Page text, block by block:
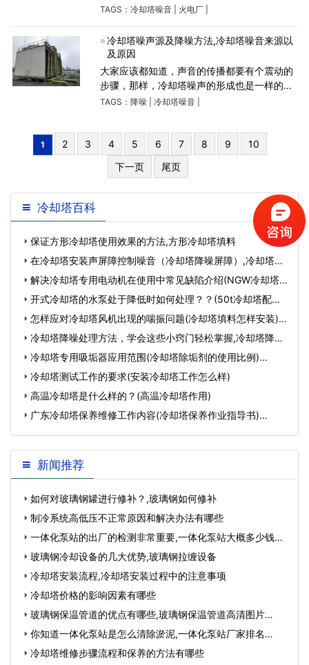
成噪声污染，被环保部门列入治理名单。通常
TAGS： 冷却塔噪音| 火电厂|
冷却塔噪声源及降噪方法,冷却塔噪音来源以
及原因
大家应该都知道，声音的传播都要有个震动的
步骤，那样，冷却塔噪声的形成也是一样的。
以康明节能空调很多年生产制造与产品研发工
TAGS： 降噪 冷却塔噪音|
1 2 3 4 5 6 7 8 9
10
下一页
尾页
冷却塔百科
保证方形冷却塔使用效果的方法,方形冷却塔填料
在冷却塔安装声屏障控制噪音（冷却塔降噪屏障）,冷却塔噪
声屏…
解决冷却塔专用电动机在使用中常见缺陷介绍(NGW冷却塔
专用减速机)…
开式冷却塔的水泵处于降低时如何处理？？(50t冷却塔配多
大水泵)…
怎样应对冷却塔风机出现的喘振问题(冷却塔填料怎样安装)…
冷却塔降噪处理方法，学会这些小窍门轻松掌握,冷却塔降噪
处理方法有哪些…
冷却塔专用吸垢器应用范围(冷却塔除垢剂的使用比例)…
冷却塔测试工作的要求(安装冷却塔工作怎么样)
高温冷却塔是什么样的？(高温冷却塔作用)
广东冷却塔保养维修工作内容(冷却塔保养作业指导书)…
新闻推荐
如何对玻璃钢罐进行修补？,玻璃钢如何修补
制冷系统高低压不正常原因和解决办法有哪些
一体化泵站的出厂的检测非常重要,一体化泵站大概多少钱…
玻璃钢冷却设备的几大优势,玻璃钢拉缠设备
冷却塔安装流程,冷却塔安装过程中的注意事项
冷却塔价格的影响因素有哪些
玻璃钢保温管道的优点有哪些,玻璃钢保温管道高清图片…
你知道一体化泵站是怎么清除淤泥,一体化泵站厂家排名…
冷却塔维修步骤流程和保养的方法有哪些